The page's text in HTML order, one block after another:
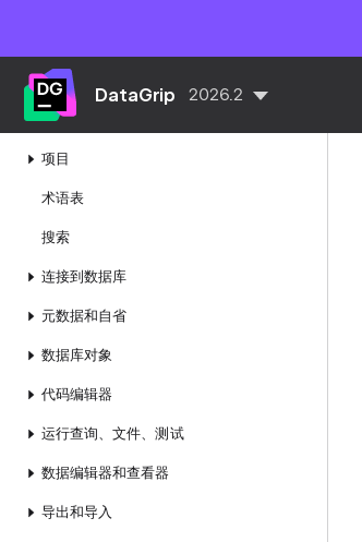
DataGrip 2026.2
快速入门
配置 IDE
项目
术语表
搜索
连接到数据库
元数据和自省
数据库对象
代码编辑器
运行查询、文件、测试
数据编辑器和查看器
导出和导入